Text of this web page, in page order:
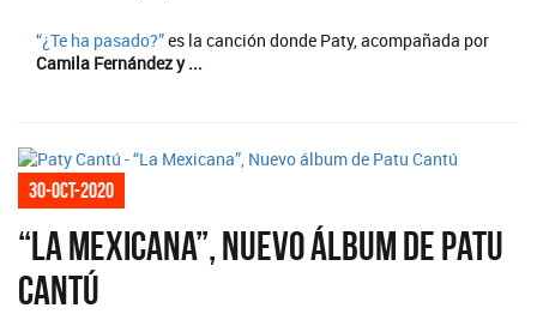
“¿Te ha pasado?”es la canción donde Paty, acompañada por
Camila Fernández y ...
30-oct-2020
“La Mexicana”, Nuevo álbum de Patu
Cantú